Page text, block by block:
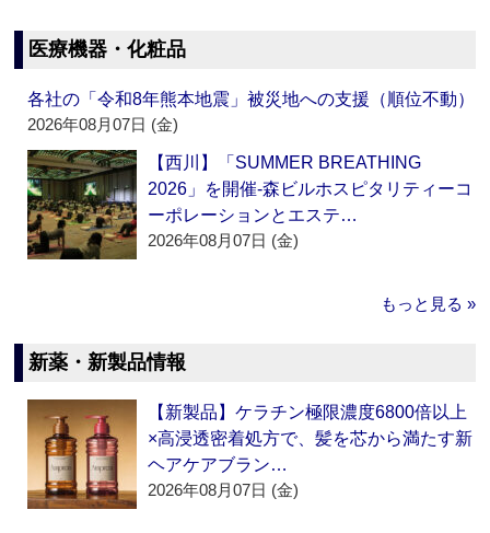
医療機器・化粧品
各社の「令和8年熊本地震」被災地への支援（順位不動）
2026年08月07日 (金)
【西川】「SUMMER BREATHING
2026」を開催‐森ビルホスピタリティーコ
ーポレーションとエステ…
2026年08月07日 (金)
もっと見る »
新薬・新製品情報
【新製品】ケラチン極限濃度6800倍以上
×高浸透密着処方で、髪を芯から満たす新
ヘアケアブラン…
2026年08月07日 (金)